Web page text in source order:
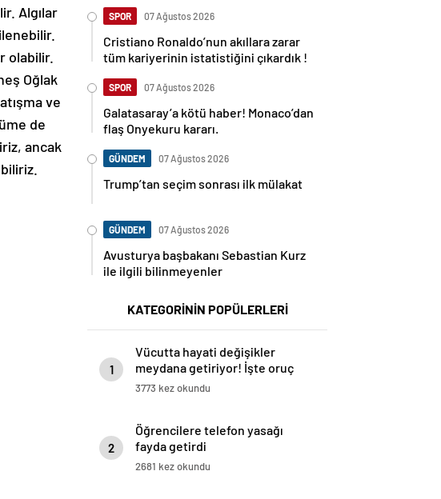
Algılar
olabilir.
Oğlak
ve
de
ancak
SPOR 07 Ağustos 2026
Cristiano Ronaldo’nun akıllara zarar
tüm kariyerinin istatistiğini çıkardık !
SPOR 07 Ağustos 2026
Galatasaray’a kötü haber! Monaco’dan
flaş Onyekuru kararı.
GÜNDEM 07 Ağustos 2026
Trump’tan seçim sonrası ilk mülakat
GÜNDEM 07 Ağustos 2026
Avusturya başbakanı Sebastian Kurz
ile ilgili bilinmeyenler
KATEGORİNİN POPÜLERLERİ
1
Vücutta hayati değişikler
meydana getiriyor! İşte oruç
tutmanın 8 faydası
3773 kez okundu
2
Öğrencilere telefon yasağı
fayda getirdi
2681 kez okundu